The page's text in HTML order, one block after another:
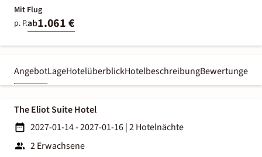
Mit Flug
p. P.ab1.061 €
AngebotLageHotelüberblickHotelbeschreibungBewertungen
The Eliot Suite Hotel
2027-01-14 - 2027-01-16|2 Hotelnächte
2 Erwachsene